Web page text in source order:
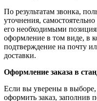
По результатам звонка,
уточнения,
его необходимыми
оформление в том виде, в
подтверждение на почту
доставки.
Оформление заказа в
Если вы уверены в выборе,
оформить заказ, заполнив